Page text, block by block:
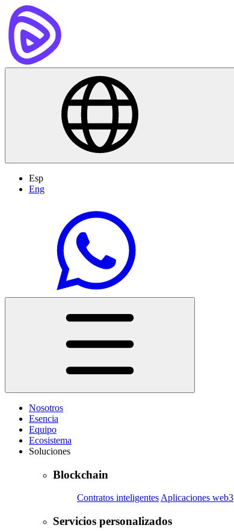
Esp
Eng
Nosotros
Esencia
Equipo
Ecosistema
Soluciones
Blockchain
Contratos inteligentesAplicaciones web3
Servicios personalizados